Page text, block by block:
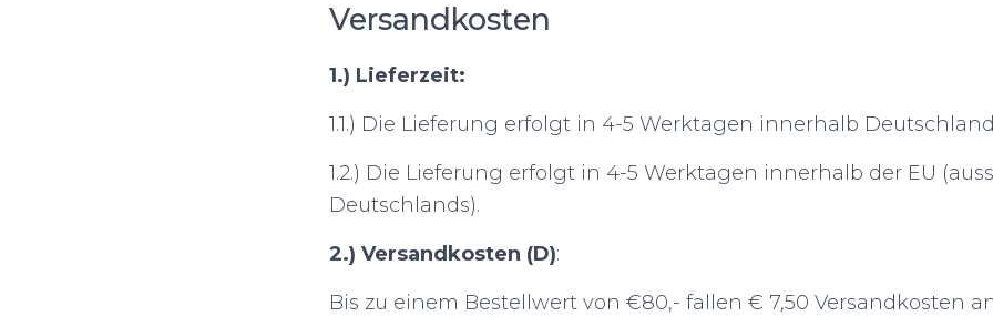
Versandkosten
1.) Lieferzeit:
1.1.) Die Lieferung erfolgt in 4-5 Werktagen innerhalb
1.2.) Die Lieferung erfolgt in 4-5 Werktagen innerhalb der EU
Deutschlands).
2.) Versandkosten (D):
Bis zu einem Bestellwert von €80,- fallen € 7,50 Versandkosten